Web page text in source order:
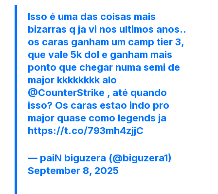
Isso é uma das coisas mais
bizarras q ja vi nos ultimos anos..
os caras ganham um camp tier 3,
que vale 5k dol e ganham mais
ponto que chegar numa semi de
major kkkkkkkk alo
@CounterStrike , até quando
isso? Os caras estao indo pro
major quase como legends ja
https://t.co/793mh4zjjC
— paiN biguzera (@biguzera1)
September 8, 2025